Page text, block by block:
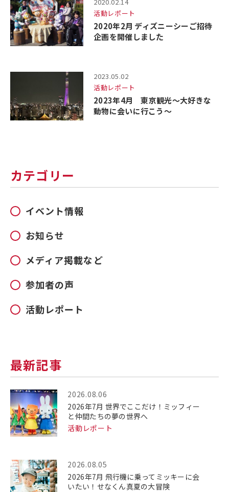
活動レポート
2020年2月 ディズニーシーご招待
企画を開催しました
2023.05.02
活動レポート
2023年4月 東京観光～大好きな
動物に会いに行こう～
カテゴリー
イベント情報
お知らせ
メディア掲載など
参加者の声
活動レポート
最新記事
2026.08.06
2026年7月 世界でここだけ！ミッフィー
と仲間たちの夢の世界へ
活動レポート
2026.08.05
2026年7月 飛行機に乗ってミッキーに会
いたい！せなくん真夏の大冒険